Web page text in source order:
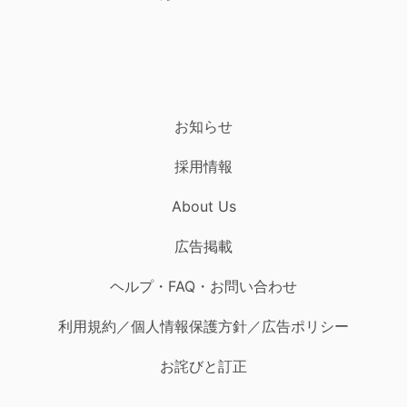
お知らせ
採用情報
About Us
広告掲載
ヘルプ・FAQ・お問い合わせ
利用規約／個人情報保護方針／広告ポリシー
お詫びと訂正